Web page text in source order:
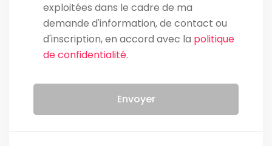
exploitées dans le cadre de ma
demande d'information, de contact ou
d'inscription, en accord avec la politique
de confidentialité.